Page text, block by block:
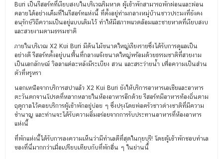
Buri เป็นรีสอร์ทที่เงียบสงบในบริเวณริมหาด ผู้เข้าพักสามารถพักผ่อนและผ่อน
คลายได้อย่างเต็มที่ในรีสอร์ทแห่งนี้ ที่ตั้งอยู่ท่ามกลางหมู่บ้านชาวประมงที่ยังคง
อนุรักษ์วิถีความเป็นอยู่แบบเดิมไว้ ทำให้มีสภาพแวดล้อมและชายหาดที่เงียบสงบ
และสวยงามตามธรรมชาติ
ภายในบริเวณ X2 Kui Buri มีต้นไม้ขนาดใหญ่เรียงรายซึ่งได้รับการดูแลเป็น
อย่างดี รีสอร์ทตั้งอยู่บนพื้นที่กลางแจ้งขนาดใหญ่พร้อมด้วยธรรมชาติที่สวยงาม
เป็นเอกลักษณ์ วิลลาแต่ละหลังมีระเบียง สวน และสระว่ายน้ำ เพื่อความเป็นส่วน
ตัวที่หรูหรา
นอกเหนือจากบริการสปาแล้ว X2 Kui Buri ยังให้บริการอาหารเอเชียและอาหาร
ตะวันตกจานโปรดที่หลากหลายในห้องอาหารอีกด้วย รีสอร์ทมีอาหารท้องถิ่นตาม
ฤดูกาลไว้คอยบริการผู้เข้าพักอยู่บ่อย ๆ ซึ่งปรุงโดยพ่อครัวชาวต่างชาติที่มีความ
ชำนาญ และท่านจะได้รับความอิ่มอร่อยจากการรับประทานอาหารที่ห้องอาหาร
แห่งนี้
ที่พักแห่งนี้ได้รับการลงความเห็นว่ามีทำเลดีที่สุดในกุยบุรี! โดยผู้เข้าพักชอบทำเล
ของที่นี่มากกว่าเมื่อเปรียบเทียบกับที่พักอื่น ๆ ในย่านนี้